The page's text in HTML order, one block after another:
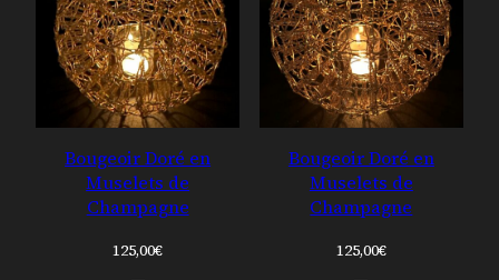
Bougeoir Doré en
Muselets de
Champagne
125,00€
Bougeoir Doré en
Muselets de
Champagne
125,00€